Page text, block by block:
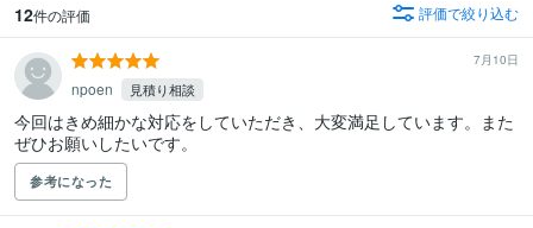
12件の評価 評価で絞り込む
7月10日
npoen 見積り相談
今回はきめ細かな対応をしていただき、大変満足しています。また
ぜひお願いしたいです。
参考になった